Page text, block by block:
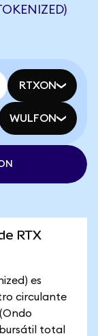
RTXON
WULFON
RTX
es
circulante
total